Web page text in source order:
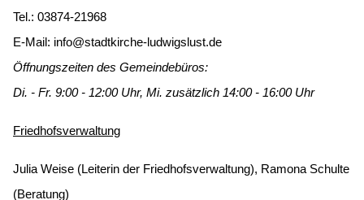
Tel.: 03874-21968
E-Mail: info@stadtkirche-ludwigslust.de
Öffnungszeiten des Gemeindebüros:
Di. - Fr. 9:00 - 12:00 Uhr, Mi. zusätzlich 14:00 - 16:00 Uhr
Friedhofsverwaltung
Julia Weise (Leiterin der Friedhofsverwaltung), Ramona Schulte
(Beratung)